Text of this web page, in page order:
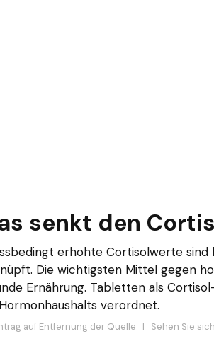
senkt den
erhöhte Cortisolwerte
Die wichtigsten Mittel gegen
Ernährung. Tabletten als
verordnet.
auf Entfernung der Quelle | Sehen Sie